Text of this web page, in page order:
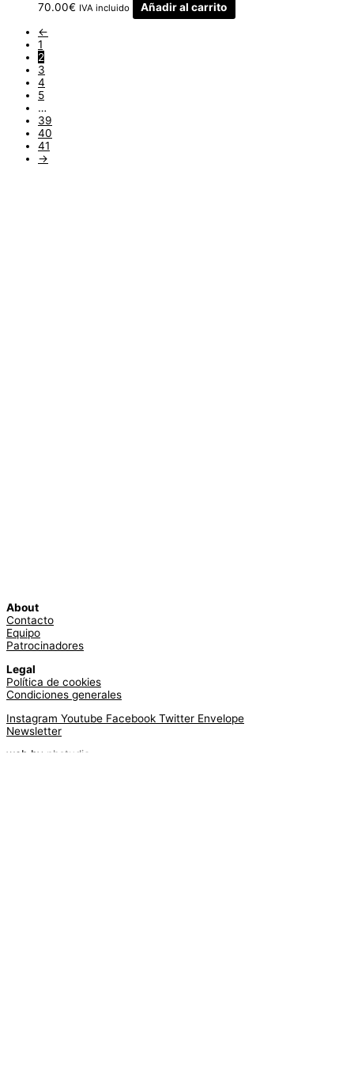
70.00€ IVA incluido
Añadir al carrito
←
1
2
3
4
5
…
39
40
41
→
About
Contacto
Equipo
Patrocinadores
Legal
Política de cookies
Condiciones generales
Instagram Youtube Facebook Twitter Envelope
Newsletter
web by phstudio